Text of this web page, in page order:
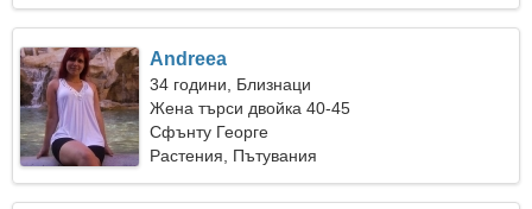
Andreea
34 години, Близнаци
Жена търси двойка 40-45
Сфънту Георге
Растения, Пътувания